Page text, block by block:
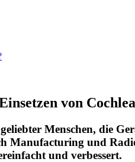
von
Menschen, die
Manufacturing und
und verbessert.